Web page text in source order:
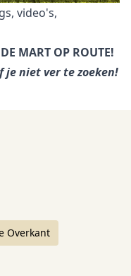
video's,
MART OP ROUTE!
je niet ver te zoeken!
Overkant